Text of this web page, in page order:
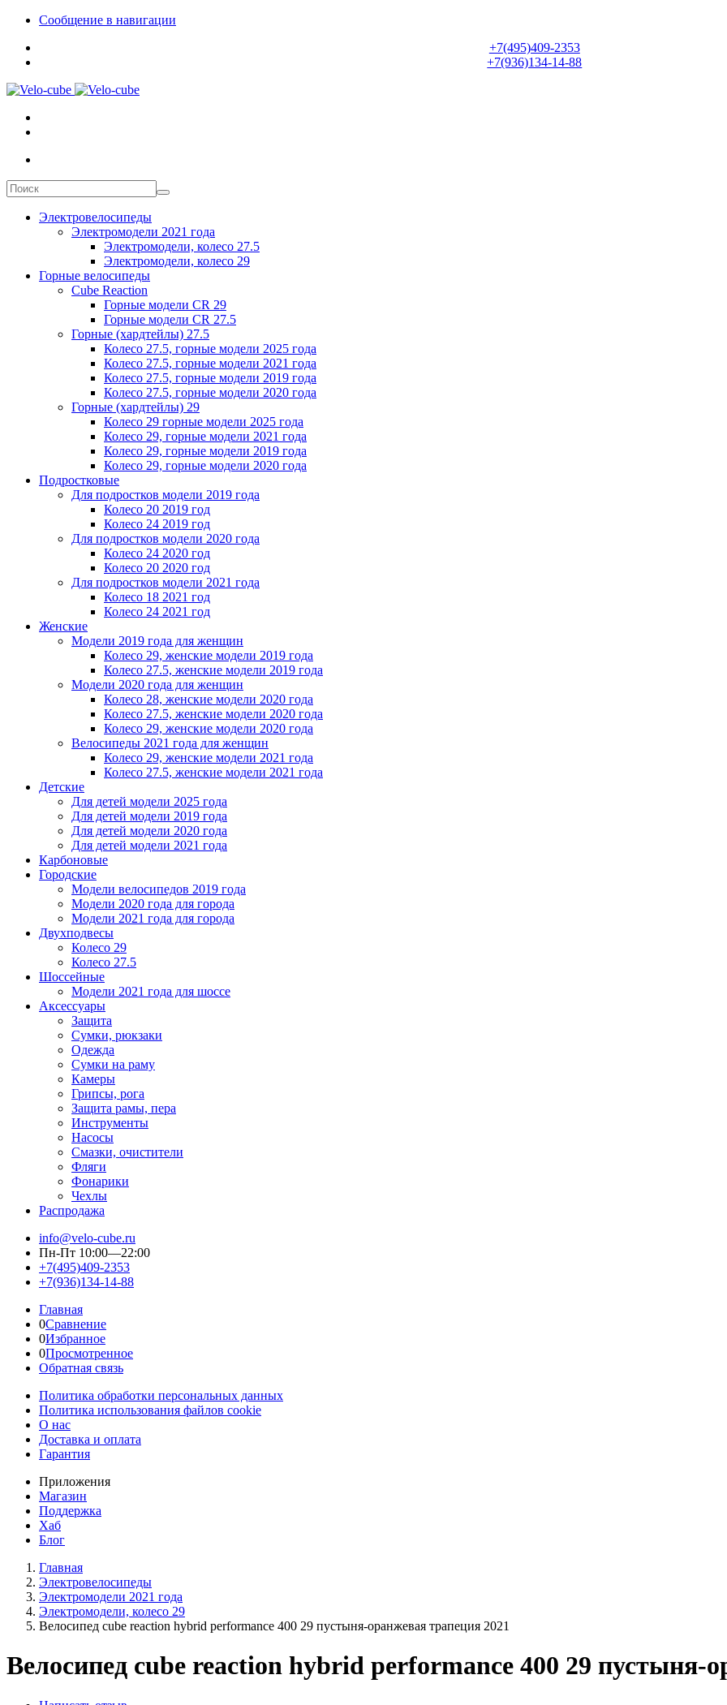
Сообщение в навигации
+7(495)409-2353
+7(936)134-14-88
Электровелосипеды
Электромодели 2021 года
Электромодели, колесо 27.5
Электромодели, колесо 29
Горные велосипеды
Cube Reaction
Горные модели CR 29
Горные модели CR 27.5
Горные (хардтейлы) 27.5
Колесо 27.5, горные модели 2025 года
Колесо 27.5, горные модели 2021 года
Колесо 27.5, горные модели 2019 года
Колесо 27.5, горные модели 2020 года
Горные (хардтейлы) 29
Колесо 29 горные модели 2025 года
Колесо 29, горные модели 2021 года
Колесо 29, горные модели 2019 года
Колесо 29, горные модели 2020 года
Подростковые
Для подростков модели 2019 года
Колесо 20 2019 год
Колесо 24 2019 год
Для подростков модели 2020 года
Колесо 24 2020 год
Колесо 20 2020 год
Для подростков модели 2021 года
Колесо 18 2021 год
Колесо 24 2021 год
Женскиe
Модели 2019 года для женщин
Колесо 29, женские модели 2019 года
Колесо 27.5, женские модели 2019 года
Модели 2020 года для женщин
Колесо 28, женские модели 2020 года
Колесо 27.5, женские модели 2020 года
Колесо 29, женские модели 2020 года
Велосипеды 2021 года для женщин
Колесо 29, женские модели 2021 года
Колесо 27.5, женские модели 2021 года
Детские
Для детей модели 2025 года
Для детей модели 2019 года
Для детей модели 2020 года
Для детей модели 2021 года
Карбоновые
Городские
Модели велосипедов 2019 года
Модели 2020 года для города
Модели 2021 года для города
Двухподвесы
Колесо 29
Колесо 27.5
Шоссейные
Модели 2021 года для шоссе
Аксессуары
Защита
Сумки, рюкзаки
Одежда
Сумки на раму
Камеры
Грипсы, рога
Защита рамы, пера
Инструменты
Насосы
Смазки, очистители
Фляги
Фонарики
Чехлы
Распродажа
info@velo-cube.ru
Пн-Пт 10:00—22:00
+7(495)409-2353
+7(936)134-14-88
Главная
0Сравнение
0Избранное
0Просмотренное
Обратная связь
Политика обработки персональных данных
Политика использования файлов cookie
О нас
Доставка и оплата
Гарантия
Приложения
Магазин
Поддержка
Хаб
Блог
Главная
Электровелосипеды
Электромодели 2021 года
Электромодели, колесо 29
Велосипед cube reaction hybrid performance 400 29 пустыня-оранжевая трапеция 2021
Велосипед cube reaction hybrid performance 400 29 пустыня-